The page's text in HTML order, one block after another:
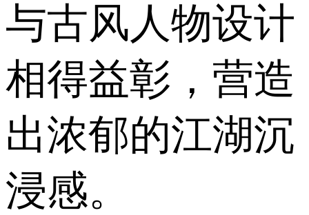
与古风人物设计
相得益彰，营造
出浓郁的江湖沉
浸感。